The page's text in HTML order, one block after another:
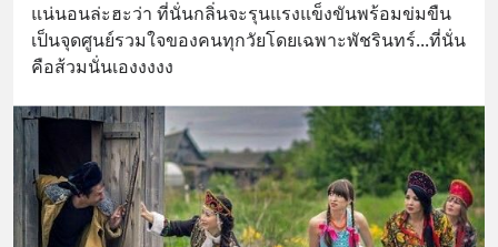
แน่นอนล่ะฮะว่า ที่นั่นกลิ่นจะรุนแรงแข็งขันพร้อมข่มขืน
เป็นจุดศูนย์รวมใจของคนทุกวัยโดยเฉพาะพัชรินทร์...ที่นั่น
คือส้วมนั่นเองงงงง